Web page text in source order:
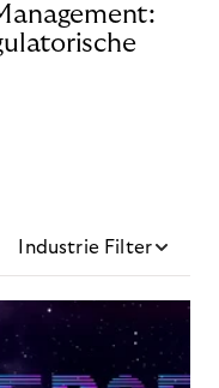
Industrie Filter